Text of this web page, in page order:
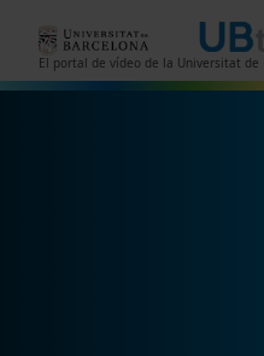
El portal de vídeo de la Universitat de